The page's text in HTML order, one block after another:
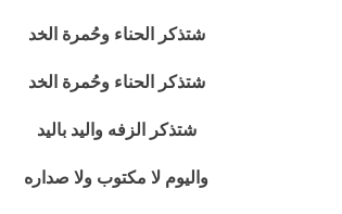
شتذكر الحناء وحُمرة الخد
شتذكر الحناء وحُمرة الخد
شتذكر الزفه واليد باليد
واليوم لا مكتوب ولا صداره